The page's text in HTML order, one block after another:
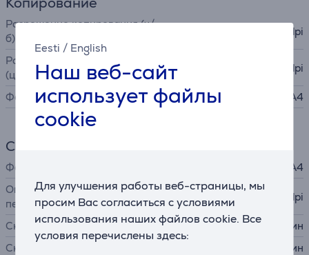
Eesti / English
Наш веб-сайт
использует файлы
cookie
Для улучшения работы веб-страницы, мы
просим Вас согласиться с условиями
использования наших файлов cookie. Все
условия перечислены здесь:
Разрешение копирования (ч/
б)
300x300 dpi
Разрешение копирования
(цв.)
300x300 dpi
Формат принтера A4
Сканер
Формат принтера
A4
Оптическое разрешение
печати
1200x2400 dpi
Скорость сканирования (ч/б)
5,45 стр/мин
Скорость сканирования (цв.)
2,14 стр/мин